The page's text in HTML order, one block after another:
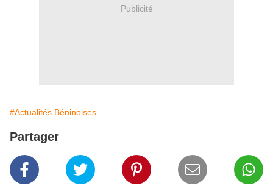
Publicité
#Actualités Béninoises
Partager